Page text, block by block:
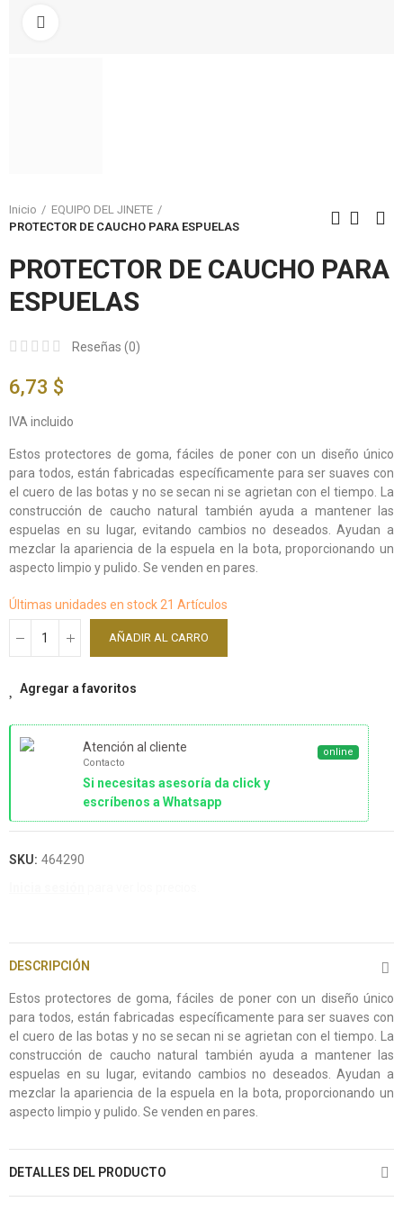
Inicio
EQUIPO DEL JINETE
PROTECTOR DE CAUCHO PARA ESPUELAS
PROTECTOR DE CAUCHO PARA
ESPUELAS
Reseñas (0)
6,73 $
IVA incluido
Estos protectores de goma, fáciles de poner con un diseño único
para todos, están fabricadas específicamente para ser suaves con
el cuero de las botas y no se secan ni se agrietan con el tiempo. La
construcción de caucho natural también ayuda a mantener las
espuelas en su lugar, evitando cambios no deseados. Ayudan a
mezclar la apariencia de la espuela en la bota, proporcionando un
aspecto limpio y pulido. Se venden en pares.
Últimas unidades en stock 21 Artículos
AÑADIR AL CARRO
Agregar a favoritos
Atención al cliente
Contacto
Si necesitas asesoría da click y
escríbenos a Whatsapp
online
SKU: 464290
DESCRIPCIÓN
Estos protectores de goma, fáciles de poner con un diseño único
para todos, están fabricadas específicamente para ser suaves con
el cuero de las botas y no se secan ni se agrietan con el tiempo. La
construcción de caucho natural también ayuda a mantener las
espuelas en su lugar, evitando cambios no deseados. Ayudan a
mezclar la apariencia de la espuela en la bota, proporcionando un
aspecto limpio y pulido. Se venden en pares.
DETALLES DEL PRODUCTO